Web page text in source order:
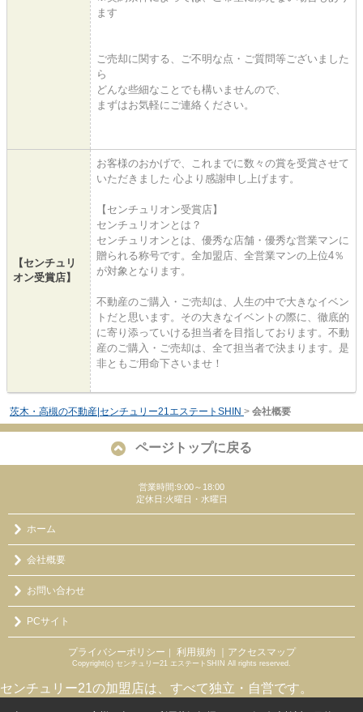
ます
ご売却に関する、ご不明な点・ご質問等ございました
ら
どんな些細なことでも構いませんので、
まずはお気軽にご連絡ください。
【センチュリ
オン受賞店】
お客様のおかげで、これまでに数々の賞を受賞させて
いただきました 心より感謝申し上げます。
【センチュリオン受賞店】
センチュリオンとは？
センチュリオンとは、優秀な店舗・優秀な営業マンに
贈られる称号です。全加盟店、全営業マンの上位4％
が対象となります。
不動産のご購入・ご売却は、人生の中で大きなイベン
トだと思います。その大きなイベントの際に、徹底的
に寄り添っていける担当者を目指しております。不動
産のご購入・ご売却は、全て担当者で決まります。是
非ともご用命下さいませ！
茨木・高槻の不動産|センチュリー21エステートSHIN > 会社概要
ページトップに戻る
営業時間:9:00～18:00
定休日:火曜日・水曜日
ホーム
会社概要
お問い合わせ
PCサイト
プライバシーポリシー ｜ 利用規約 ｜アクセスマップ
Copyright(c) センチュリー21 エステートSHIN All rights reserved.
センチュリー21の加盟店は、すべて独立・自営です。